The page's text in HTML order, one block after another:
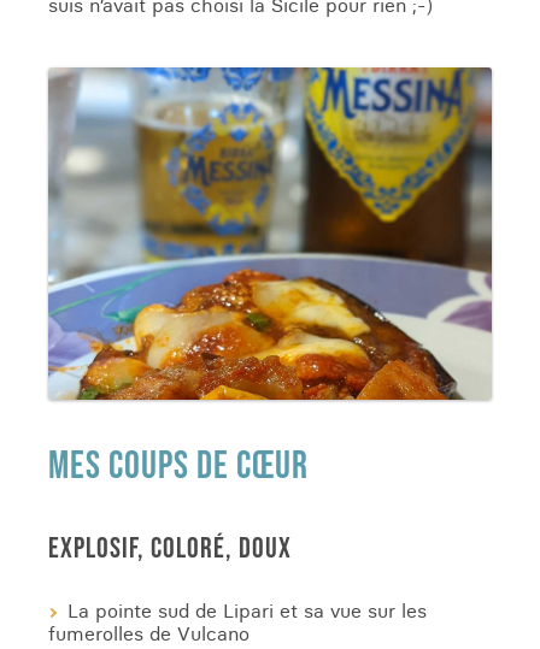
suis n’avait pas choisi la Sicile pour rien ;-)
MES COUPS DE CŒUR
EXPLOSIF, COLORÉ, DOUX
La pointe sud de Lipari et sa vue sur les
fumerolles de Vulcano